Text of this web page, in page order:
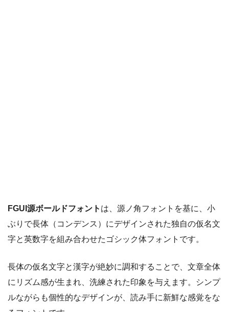
FGUI源ボールドフォント は、源ノ角フォントを基に、小
ぶりで長体（コンデンス）にデザインされた独自の仮名文
字と英数字を組み合わせたゴシック体フォントです。
長体の仮名文字と漢字が絶妙に調和することで、文章全体
にリズム感が生まれ、洗練された印象を与えます。シンプ
ルながらも個性的なデザインが、読み手に新鮮な感覚をな